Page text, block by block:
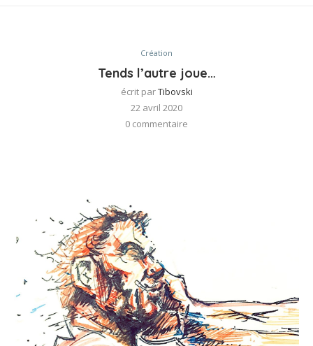
Création
Tends l’autre joue…
écrit parTibovski
22 avril 2020
0 commentaire